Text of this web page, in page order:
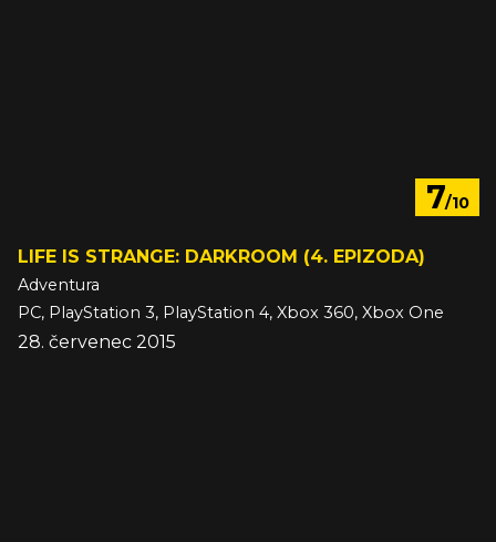
7/10
LIFE IS STRANGE: DARKROOM (4. EPIZODA)
Adventura
PC, PlayStation 3, PlayStation 4, Xbox 360, Xbox One
28. červenec 2015